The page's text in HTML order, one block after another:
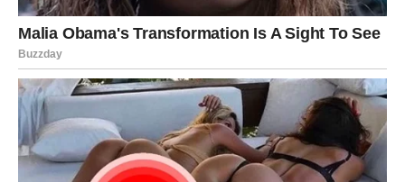
dovoljno skuvaju, počnite da ih blendirate u glatku smesu.
Procedite smesu kroz gazu ili cediljku da biste dobili bistri sok.
Dodajte šećer i limunov sok i dobro mešajte dok se šećer
potpuno ne rastvori.
Ponovo zagrejte sok i ostavite ga da se kuva dodatnih 10
minuta, nakon čega ga treba sipati u prethodno sterilisane
boce ili tegle. Zatvorite posude i ostavite ih da se ohlade. Sok